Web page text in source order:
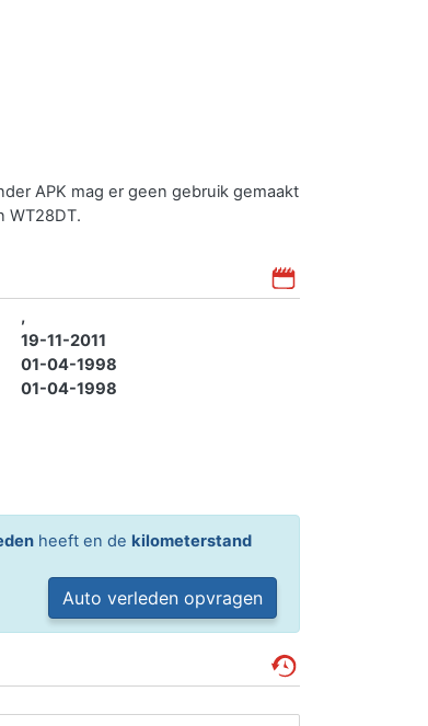
APK mag er geen gebruik gemaakt
WT28DT.
,
19-11-2011
01-04-1998
01-04-1998
heeft en de kilometerstand
Auto verleden opvragen